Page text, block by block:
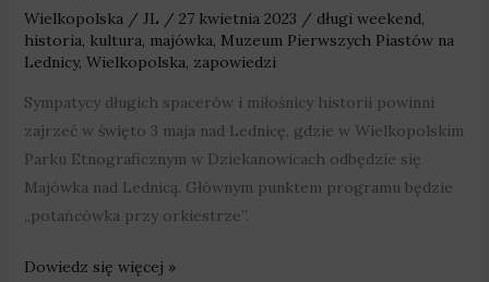
Wielkopolska/ JL / 27 kwietnia 2023 / długi weekend,
historia, kultura, majówka, Muzeum Pierwszych Piastów na
Lednicy, Wielkopolska, zapowiedzi
Sympatycy długich spacerów i miłośnicy historii powinni
zajrzeć w święto 3 maja nad Lednicę, gdzie w Wielkopolskim
Parku Etnograficznym w Dziekanowicach odbędzie się
Majówka nad Lednicą. Głównym punktem programu będzie
„potańcówka przy orkiestrze”.
Dowiedz się więcej »